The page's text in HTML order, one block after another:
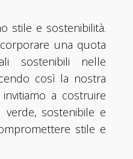
stile e sostenibilità.
una quota
sostenibili nelle
così la nostra
a costruire
sostenibile e
stile e